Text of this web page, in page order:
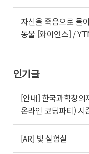
자신을 죽음으로 몰
동물 [와이언스] /
인기글
[안내] 한국과학창의
온라인 코딩파티) 시
[AR] 빛 실험실